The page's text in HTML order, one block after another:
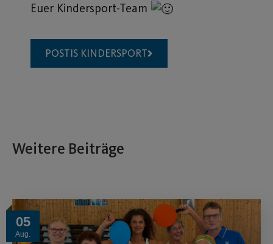
Euer Kindersport-Team
POSTIS KINDERSPORT
Weitere Beiträge
05
Aug.